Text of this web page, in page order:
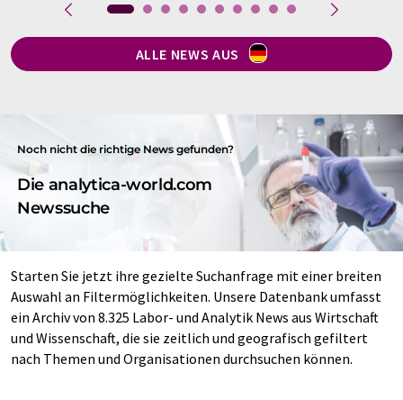
ALLE NEWS AUS
Noch nicht die richtige News gefunden?
Die analytica-world.com
Newssuche
Starten Sie jetzt ihre gezielte Suchanfrage mit einer breiten
Auswahl an Filtermöglichkeiten. Unsere Datenbank umfasst
ein Archiv von 8.325 Labor- und Analytik News aus Wirtschaft
und Wissenschaft, die sie zeitlich und geografisch gefiltert
nach Themen und Organisationen durchsuchen können.